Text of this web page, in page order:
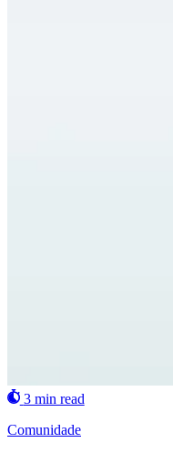
3 min read
Comunidade